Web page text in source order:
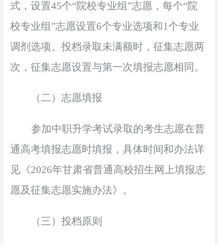
式，设置45个“院校专业组”志愿，每个“院
校专业组”志愿设置6个专业选项和1个专业
调剂选项。投档录取未满额时，征集志愿两
次，征集志愿设置与第一次填报志愿相同。
（二）志愿填报
参加中职升学考试录取的考生志愿在普
通高考填报志愿时填报，具体时间和办法详
见《2026年甘肃省普通高校招生网上填报志
愿及征集志愿实施办法》。
（三）投档原则